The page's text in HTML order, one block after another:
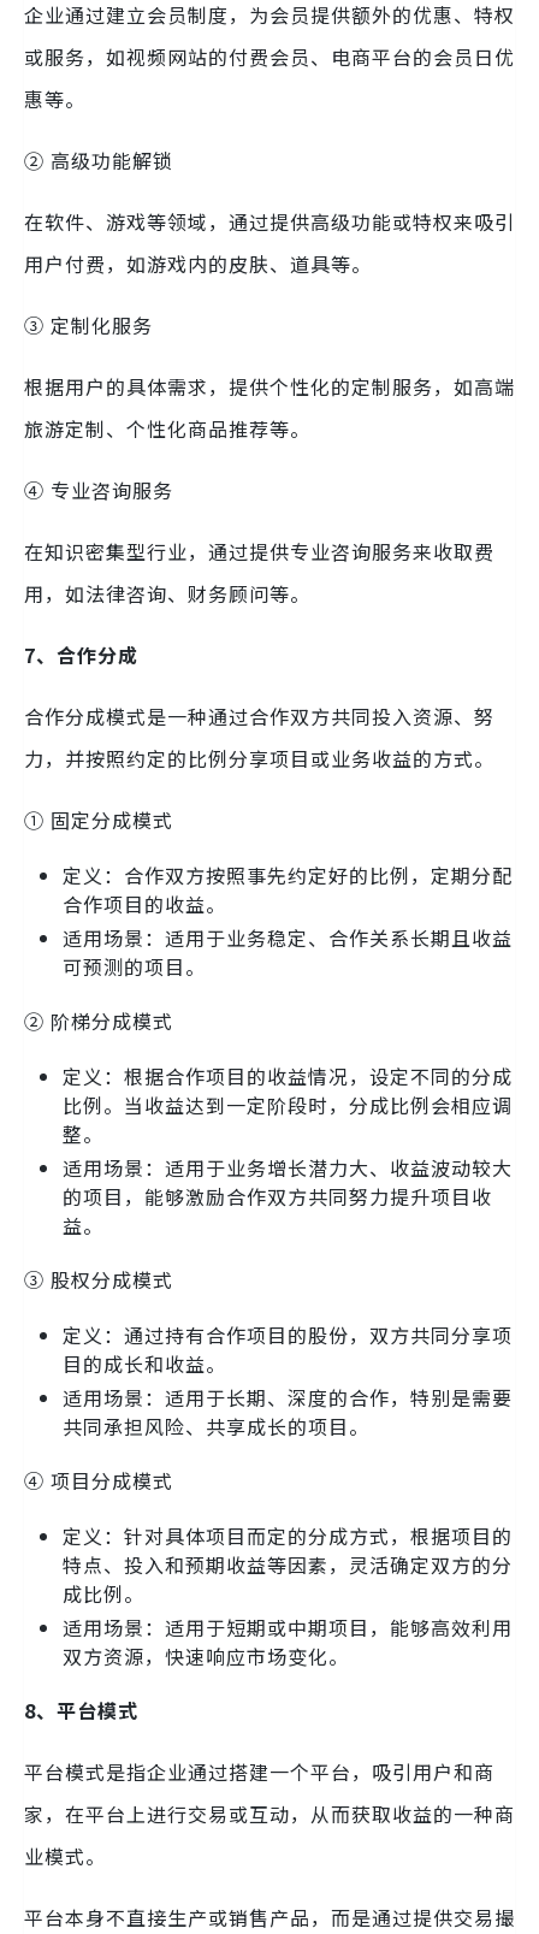
企业通过建立会员制度，为会员提供额外的优惠、特权
或服务，如视频网站的付费会员、电商平台的会员日优
惠等。
② 高级功能解锁
在软件、游戏等领域，通过提供高级功能或特权来吸引
用户付费，如游戏内的皮肤、道具等。
③ 定制化服务
根据用户的具体需求，提供个性化的定制服务，如高端
旅游定制、个性化商品推荐等。
④ 专业咨询服务
在知识密集型行业，通过提供专业咨询服务来收取费
用，如法律咨询、财务顾问等。
7、合作分成
合作分成模式是一种通过合作双方共同投入资源、努
力，并按照约定的比例分享项目或业务收益的方式。
① 固定分成模式
定义：合作双方按照事先约定好的比例，定期分配
合作项目的收益。
适用场景：适用于业务稳定、合作关系长期且收益
可预测的项目。
② 阶梯分成模式
定义：根据合作项目的收益情况，设定不同的分成
比例。当收益达到一定阶段时，分成比例会相应调
整。
适用场景：适用于业务增长潜力大、收益波动较大
的项目，能够激励合作双方共同努力提升项目收
益。
③ 股权分成模式
定义：通过持有合作项目的股份，双方共同分享项
目的成长和收益。
适用场景：适用于长期、深度的合作，特别是需要
共同承担风险、共享成长的项目。
④ 项目分成模式
定义：针对具体项目而定的分成方式，根据项目的
特点、投入和预期收益等因素，灵活确定双方的分
成比例。
适用场景：适用于短期或中期项目，能够高效利用
双方资源，快速响应市场变化。
8、平台模式
平台模式是指企业通过搭建一个平台，吸引用户和商
家，在平台上进行交易或互动，从而获取收益的一种商
业模式。
平台本身不直接生产或销售产品，而是通过提供交易撮